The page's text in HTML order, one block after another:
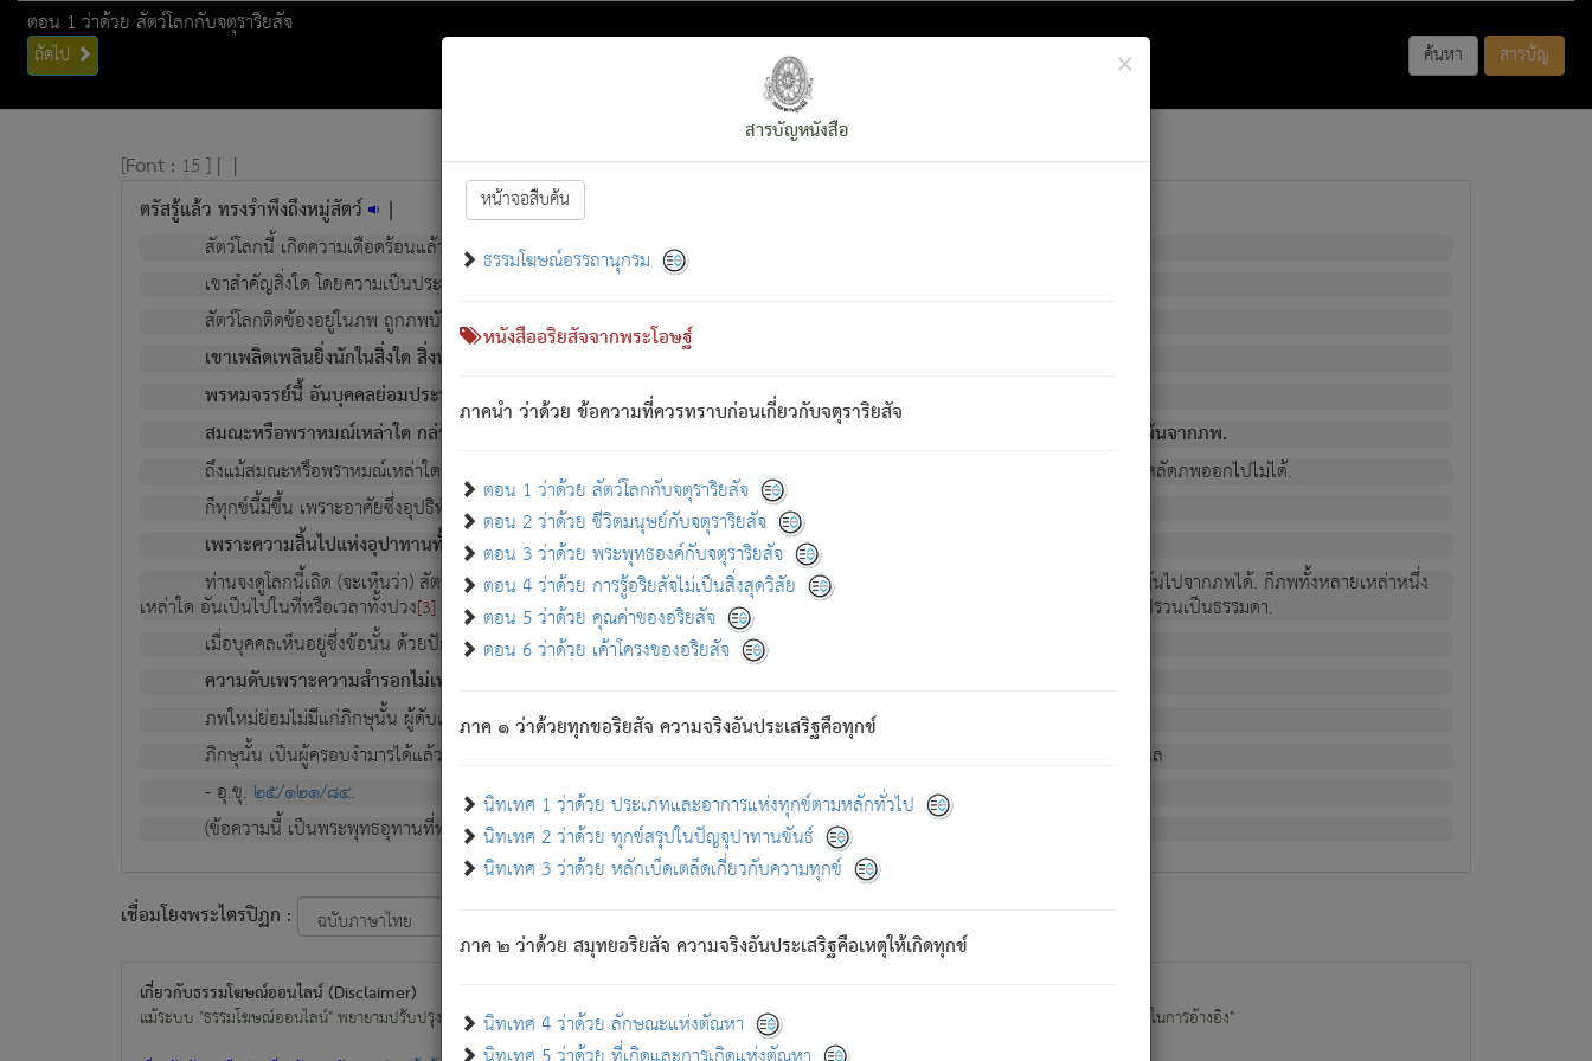
ตอน 1 ว่าด้วย สัตว์โลกกับจตุราริยสัจ
ถัดไป ค้นหา สารบัญ
×
สารบัญหนังสือ
หน้าจอสืบค้น
ธรรมโฆษณ์อรรถานุกรม
หนังสืออริยสัจจากพระโอษฐ์
ภาคนำ ว่าด้วย ข้อความที่ควรทราบก่อนเกี่ยวกับจตุราริยสัจ
ตอน 1 ว่าด้วย สัตว์โลกกับจตุราริยสัจ
ตอน 2 ว่าด้วย ชีวิตมนุษย์กับจตุราริยสัจ
ตอน 3 ว่าด้วย พระพุทธองค์กับจตุราริยสัจ
ตอน 4 ว่าด้วย การรู้อริยสัจไม่เป็นสิ่งสุดวิสัย
ตอน 5 ว่าด้วย คุณค่าของอริยสัจ
ตอน 6 ว่าด้วย เค้าโครงของอริยสัจ
ภาค ๑ ว่าด้วยทุกขอริยสัจ ความจริงอันประเสริฐคือทุกข์
นิทเทศ 1 ว่าด้วย ประเภทและอาการแห่งทุกข์ตามหลักทั่วไป
นิทเทศ 2 ว่าด้วย ทุกข์สรุปในปัญจุปาทานขันธ์
นิทเทศ 3 ว่าด้วย หลักเบ็ดเตล็ดเกี่ยวกับความทุกข์
ภาค ๒ ว่าด้วย สมุทยอริยสัจ ความจริงอันประเสริฐคือเหตุให้เกิดทุกข์
นิทเทศ 4 ว่าด้วย ลักษณะแห่งตัณหา
[Font : 15 ] | |
ตรัสรู้แล้ว ทรงรำพึงถึงหมู่สัตว์ |
สัตว์โลกนี้ เกิดความเดือดร้อนแล้ว มีผัสสะบังหน้า[1]ย่อมกล่าวซึ่งโรค (ความเสียดแทง) นั้นโดยความเป็นตัวเป็นตน
เขาสำคัญสิ่งใด โดยความเป็นประการใด แต่สิ่งนั้นย่อมเป็น (ตามที่เป็นจริง) โดยประการอื่นจากที่เขาสำคัญนั้น
สัตว์โลกติดข้องอยู่ในภพ ถูกภพบังหน้าแล้ว มีภพโดยความเป็นอย่างอื่น (จากที่มันเป็นอยู่จริง) จึงได้เพลิดเพลินยิ่งนักในภพนั้น
เขาเพลิดเพลินยิ่งนักในสิ่งใด สิ่งนั้นเป็นภัย (ที่เขาไม่รู้จัก) : เขากลัวต่อสิ่งใดสิ่งนั้นเป็นทุกข์
พรหมจรรย์นี้ อันบุคคลย่อมประพฤติ ก็เพื่อการละขาดซึ่งภพ.
สมณะหรือพราหมณ์เหล่าใด กล่าวความหลุดพ้นจากภพว่ามีได้เพราะภพ เรากล่าวว่า สมณะหรือพราหมณ์ทั้งปวงนั้น มิใช่ผู้หลดพ้นจากภพ.
ถึงแม้สมณะหรือพราหมณ์เหล่าใด กล่าวความออกไปได้จากภพ ว่ามีได้เพราะวิภพ[2]
: เรากล่าวว่า สมณะหรือพราหมณ์ทั้งปวงนั้น ก็ยังสลัดภพออกไปไม่ได้.
ก็ทุกข์นี้มีขึ้น เพราะอาศัยซึ่งอุปธิทั้งปวง.
เพราะความสิ้นไปแห่งอุปาทานทั้งปวง ความเกิดขึ้นแห่งทุกข์จึงไม่มี.
ท่านจงดูโลกนี้เถิด (จะเห็นว่า) สัตว์ทั้งหลายอันอวิชาหนาแน่นบังหนาแล้ว; และว่า สัตว์ผู้ยินดีในภพอันเป็นแล้วนั้น ย่อมไม่เป็นผู้หลุดพ้นไปจากภพได้. ก็ภพทั้งหลายเหล่าหนึ่ง
เหล่าใด อันเป็นไปในที่หรือเวลาทั้งปวง[3] เพื่อความมีแห่งประโยชน์โดยประการทั้งปวง; ภพทั้งหลายทั้งหมดนั้น ไม่เที่ยง เป็นทุกข์ มีความแปรปรวนเป็นธรรมดา.
เมื่อบุคคลเห็นอยู่ซึ่งข้อนั้น ด้วยปัญญาอันชอบตามที่เป็นจริงอย่างนี้อยู่; เขาย่อมละภวตัณหาได้ และไม่เพลิดเพลินวิภวตัณหาด้วย.
ความดับเพราะความสำรอกไม่เหลือ (แห่งภพทั้งหลาย) เพราะความสิ้นไปแห่งตัณหาโดยประการทั้งปวง นั้นคือนิพพาน.
ภพใหม่ย่อมไม่มีแก่ภิกษุนั้น ผู้ดับเย็นสนิทแล้ว เพราะไม่มีความยึดมั่น
ภิกษุนั้น เป็นผู้ครอบงำมารได้แล้ว ชนะสงครามแล้ว ก้าวล่วงภพทั้งหลายทั้งปวงได้แล้ว เป็นผู้คงที่ (คือไม่เปลี่ยนแปลงอีกต่อไป). ดังนี้แล
- อุ.ขุ.๒๕/๑๒๑/๘๔.
(ข้อความนี้ เป็นพระพุทธอุทานที่ทรงเปล่งออก ที่โคนต้นโพธิ์เป็นที่ตรัสรู้ เมื่อตรัสรู้แล้วได้ 7 วัน)
เชื่อมโยงพระไตรปิฏก :
เกี่ยวกับธรรมโฆษณ์ออนไลน์ (Disclaimer)
แม้ระบบ "ธรรมโฆษณ์ออนไลน์" พยายามปรับปรุงข้อมูลให้ถูกต้องมากที่สุด ผู้ศึกษาก็พึงตรวจสอบกับตัวเล่มหนังสือต้นฉบับ ที่มีการพิมพ์ครั้งล่าสุด ก่อนนำข้อมูลไปใช้ในการอ้างอิง"